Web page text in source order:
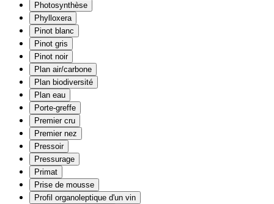
Photosynthèse
Phylloxera
Pinot blanc
Pinot gris
Pinot noir
Plan air/carbone
Plan biodiversité
Plan eau
Porte-greffe
Premier cru
Premier nez
Pressoir
Pressurage
Primat
Prise de mousse
Profil organoleptique d'un vin